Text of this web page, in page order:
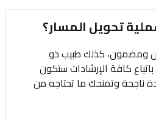
تحويل المسار؟
ومضمون، كذلك طبيب ذو
كافة الإرشادات ستكون
ناجحة وتمنحك ما تحتاجه من